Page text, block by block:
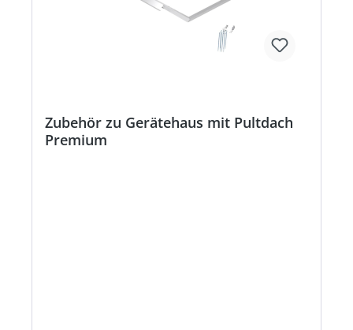
Zubehör zu Gerätehaus mit Pultdach
Premium